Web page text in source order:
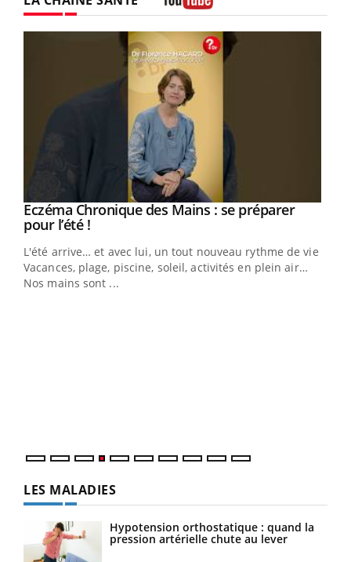
Youtube
Eczéma Chronique des Mains : se préparer
pour l’été !Youtube
L'été arrive… et avec lui, un tout nouveau rythme de vie !
Vacances, plage, piscine, soleil, activités en plein air…
Nos mains sont ...
LES MALADIES
Hypotension orthostatique : quand la
pression artérielle chute au lever